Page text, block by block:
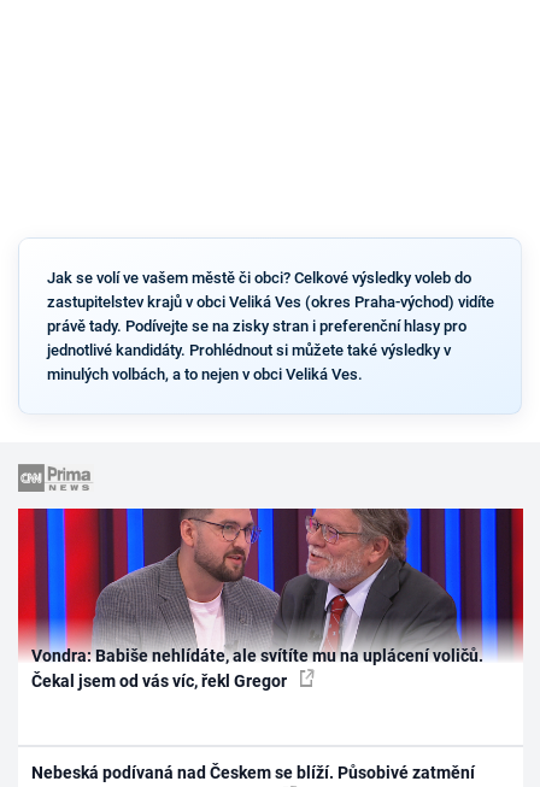
Jak se volí ve vašem městě či obci? Celkové výsledky voleb do
zastupitelstev krajů v obci Veliká Ves (okres Praha-východ) vidíte
právě tady. Podívejte se na zisky stran i preferenční hlasy pro
jednotlivé kandidáty. Prohlédnout si můžete také výsledky v
minulých volbách, a to nejen v obci Veliká Ves.
Vondra: Babiše nehlídáte, ale svítíte mu na uplácení voličů.
Čekal jsem od vás víc, řekl Gregor
Nebeská podívaná nad Českem se blíží. Působivé zatmění